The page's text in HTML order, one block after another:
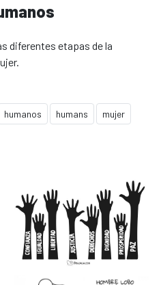
diferentes etapas de la
humanos humans mujer